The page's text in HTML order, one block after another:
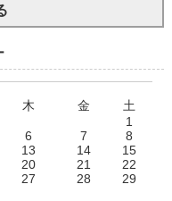
木 金
土
1
6 7
8
13 14
15
20 21
22
27 28
29